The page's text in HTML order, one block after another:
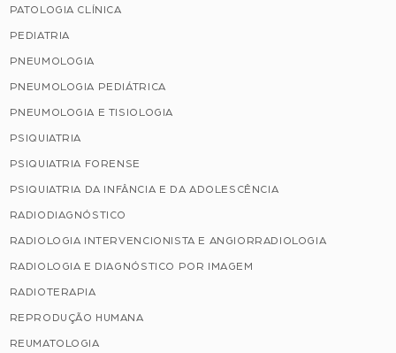
PATOLOGIA CLÍNICA
PEDIATRIA
PNEUMOLOGIA
PNEUMOLOGIA PEDIÁTRICA
PNEUMOLOGIA E TISIOLOGIA
PSIQUIATRIA
PSIQUIATRIA FORENSE
PSIQUIATRIA DA INFÂNCIA E DA ADOLESCÊNCIA
RADIODIAGNÓSTICO
RADIOLOGIA INTERVENCIONISTA E ANGIORRADIOLOGIA
RADIOLOGIA E DIAGNÓSTICO POR IMAGEM
RADIOTERAPIA
REPRODUÇÃO HUMANA
REUMATOLOGIA